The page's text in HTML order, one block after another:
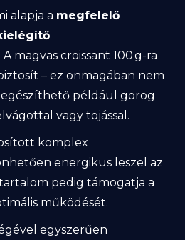
alapja a megfelelő
. A magvas croissant 100 g-ra
– ez önmagában nem
például görög
vagy tojással.
komplex
energikus leszel az
pedig támogatja a
működését.
egyszerűen